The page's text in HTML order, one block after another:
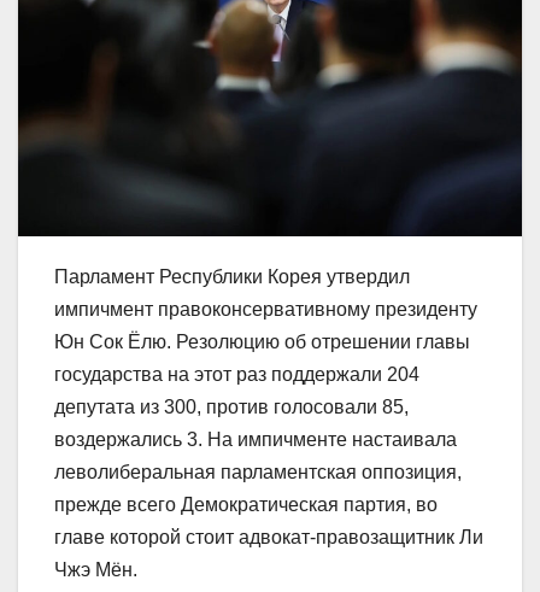
Парламент Республики Корея утвердил
импичмент правоконсервативному президенту
Юн Сок Ёлю. Резолюцию об отрешении главы
государства на этот раз поддержали 204
депутата из 300, против голосовали 85,
воздержались 3. На импичменте настаивала
леволиберальная парламентская оппозиция,
прежде всего Демократическая партия, во
главе которой стоит адвокат-правозащитник Ли
Чжэ Мён.